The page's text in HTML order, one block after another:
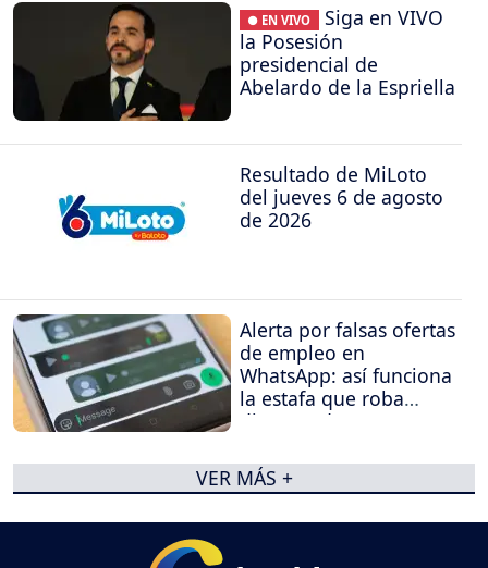
● EN VIVO
Siga en VIVO
la Posesión
presidencial de
Abelardo de la Espriella
Resultado de MiLoto
del jueves 6 de agosto
de 2026
Alerta por falsas ofertas
de empleo en
WhatsApp: así funciona
la estafa que roba
dinero y datos
VER MÁS +